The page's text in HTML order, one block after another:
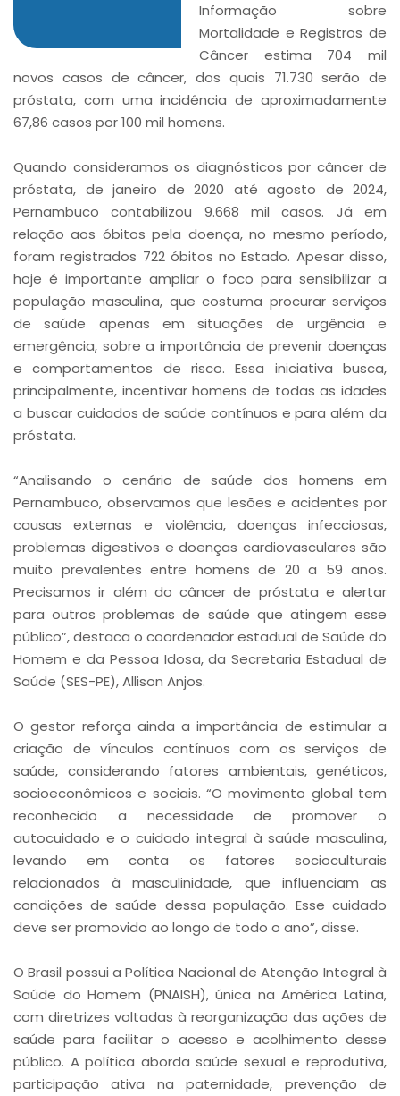
Informação sobre
Mortalidade e Registros de
Câncer estima 704 mil
novos casos de câncer, dos quais 71.730 serão de
próstata, com uma incidência de aproximadamente
67,86 casos por 100 mil homens.
Quando consideramos os diagnósticos por câncer de
próstata, de janeiro de 2020 até agosto de 2024,
Pernambuco contabilizou 9.668 mil casos. Já em
relação aos óbitos pela doença, no mesmo período,
foram registrados 722 óbitos no Estado. Apesar disso,
hoje é importante ampliar o foco para sensibilizar a
população masculina, que costuma procurar serviços
de saúde apenas em situações de urgência e
emergência, sobre a importância de prevenir doenças
e comportamentos de risco. Essa iniciativa busca,
principalmente, incentivar homens de todas as idades
a buscar cuidados de saúde contínuos e para além da
próstata.
“Analisando o cenário de saúde dos homens em
Pernambuco, observamos que lesões e acidentes por
causas externas e violência, doenças infecciosas,
problemas digestivos e doenças cardiovasculares são
muito prevalentes entre homens de 20 a 59 anos.
Precisamos ir além do câncer de próstata e alertar
para outros problemas de saúde que atingem esse
público”, destaca o coordenador estadual de Saúde do
Homem e da Pessoa Idosa, da Secretaria Estadual de
Saúde (SES-PE), Allison Anjos.
O gestor reforça ainda a importância de estimular a
criação de vínculos contínuos com os serviços de
saúde, considerando fatores ambientais, genéticos,
socioeconômicos e sociais. “O movimento global tem
reconhecido a necessidade de promover o
autocuidado e o cuidado integral à saúde masculina,
levando em conta os fatores socioculturais
relacionados à masculinidade, que influenciam as
condições de saúde dessa população. Esse cuidado
deve ser promovido ao longo de todo o ano”, disse.
O Brasil possui a Política Nacional de Atenção Integral à
Saúde do Homem (PNAISH), única na América Latina,
com diretrizes voltadas à reorganização das ações de
saúde para facilitar o acesso e acolhimento desse
público. A política aborda saúde sexual e reprodutiva,
participação ativa na paternidade, prevenção de